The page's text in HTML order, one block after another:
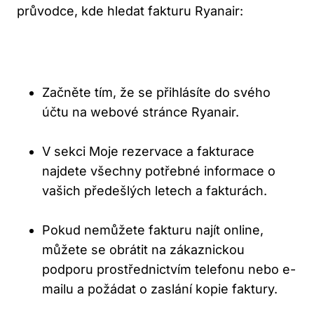
průvodce, kde hledat fakturu Ryanair:
Začněte tím, že se přihlásíte do svého
účtu na webové stránce Ryanair.
V sekci Moje rezervace a fakturace
najdete všechny potřebné informace o
vašich předešlých letech a fakturách.
Pokud nemůžete fakturu najít online,
můžete se obrátit na zákaznickou
podporu prostřednictvím telefonu nebo e-
mailu a požádat o zaslání kopie faktury.